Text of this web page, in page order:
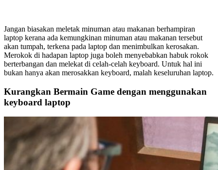
Jangan biasakan meletak minuman atau makanan berhampiran
laptop kerana ada kemungkinan minuman atau makanan tersebut
akan tumpah, terkena pada laptop dan menimbulkan kerosakan.
Merokok di hadapan laptop juga boleh menyebabkan habuk rokok
berterbangan dan melekat di celah-celah keyboard. Untuk hal ini
bukan hanya akan merosakkan keyboard, malah keseluruhan laptop.
Kurangkan Bermain Game dengan menggunakan
keyboard laptop